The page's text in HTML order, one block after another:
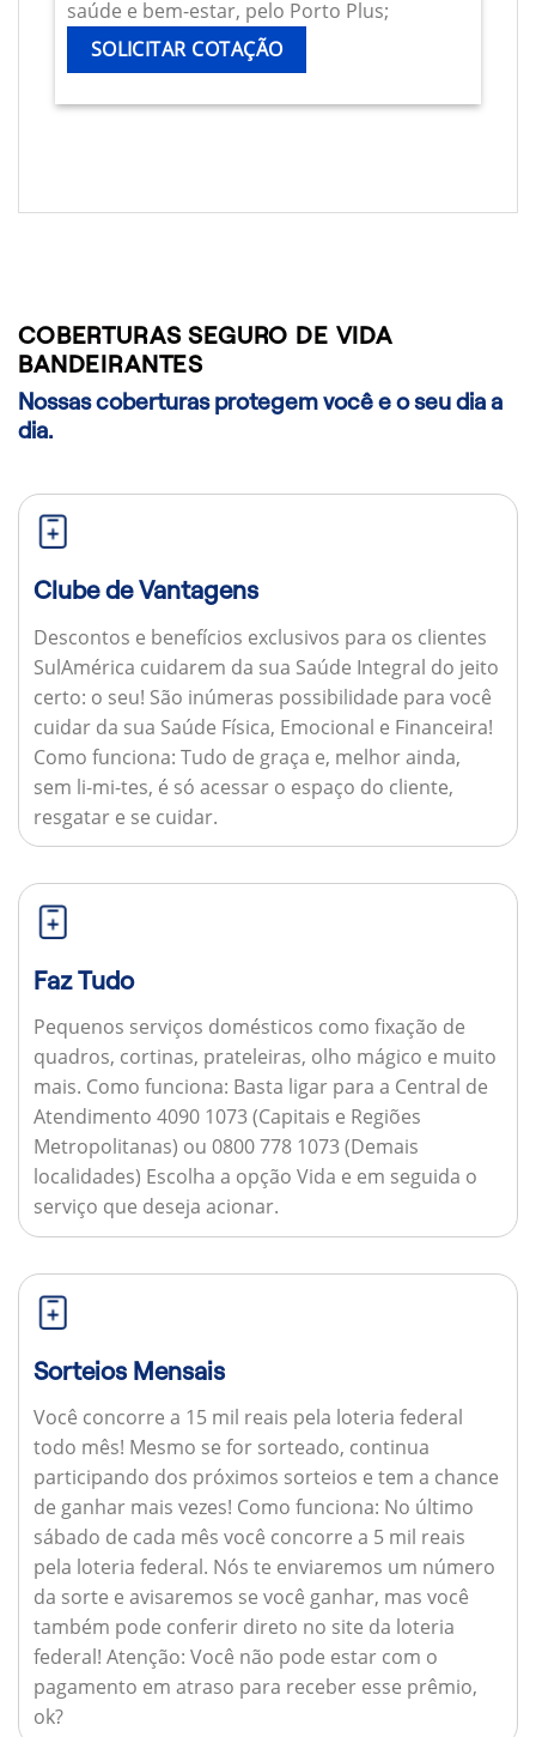
saúde e bem-estar, pelo Porto Plus;
SOLICITAR COTAÇÃO
COBERTURAS SEGURO DE VIDA
BANDEIRANTES
Nossas coberturas protegem você e o seu dia a
dia.
Clube de Vantagens
Descontos e benefícios exclusivos para os clientes
SulAmérica cuidarem da sua Saúde Integral do jeito
certo: o seu! São inúmeras possibilidade para você
cuidar da sua Saúde Física, Emocional e Financeira!
Como funciona: Tudo de graça e, melhor ainda,
sem li-mi-tes, é só acessar o espaço do cliente,
resgatar e se cuidar.
Faz Tudo
Pequenos serviços domésticos como fixação de
quadros, cortinas, prateleiras, olho mágico e muito
mais. Como funciona: Basta ligar para a Central de
Atendimento 4090 1073 (Capitais e Regiões
Metropolitanas) ou 0800 778 1073 (Demais
localidades) Escolha a opção Vida e em seguida o
serviço que deseja acionar.
Sorteios Mensais
Você concorre a 15 mil reais pela loteria federal
todo mês! Mesmo se for sorteado, continua
participando dos próximos sorteios e tem a chance
de ganhar mais vezes! Como funciona: No último
sábado de cada mês você concorre a 5 mil reais
pela loteria federal. Nós te enviaremos um número
da sorte e avisaremos se você ganhar, mas você
também pode conferir direto no site da loteria
federal! Atenção: Você não pode estar com o
pagamento em atraso para receber esse prêmio,
ok?